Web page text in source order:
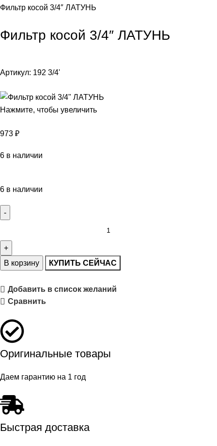
Фильтр косой 3/4″ ЛАТУНЬ
Фильтр косой 3/4″ ЛАТУНЬ
Артикул: 192 3/4'
Нажмите, чтобы увеличить
973 ₽
6 в наличии
6 в наличии
В корзину КУПИТЬ СЕЙЧАС
Добавить в список желаний
Сравнить
Оригинальные товары
Даем гарантию на 1 год
Быстрая доставка